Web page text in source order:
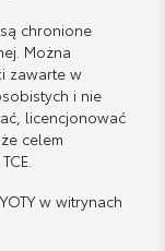
chronione
Można
zawarte w
i nie
licencjonować
celem
w witrynach